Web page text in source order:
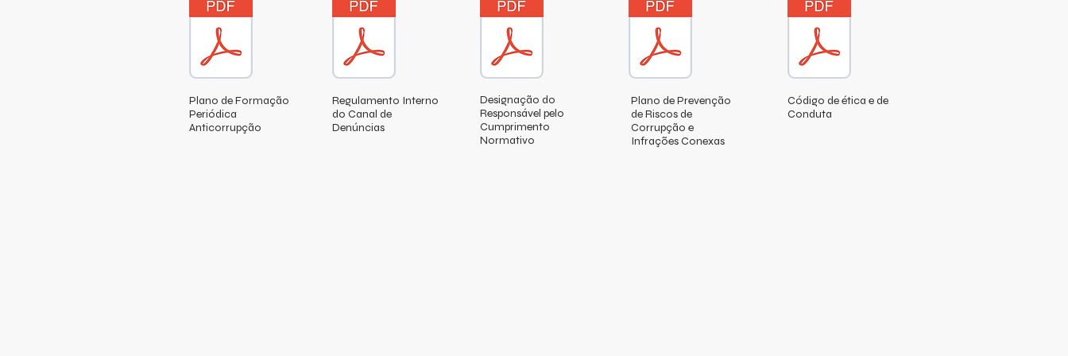
Plano de Formação
Periódica
Anticorrupção
Regulamento Interno
do Canal de
Denúncias
Designação do
Responsável pelo
Cumprimento
Normativo
Plano de Prevenção
de Riscos de
Corrupção e
Infrações Conexas
Código de ética e de
Conduta